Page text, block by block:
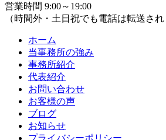
営業時間 9:00～19:00
（時間外・土日祝でも電話は転送され
ホーム
当事務所の強み
事務所紹介
代表紹介
お問い合わせ
お客様の声
ブログ
お知らせ